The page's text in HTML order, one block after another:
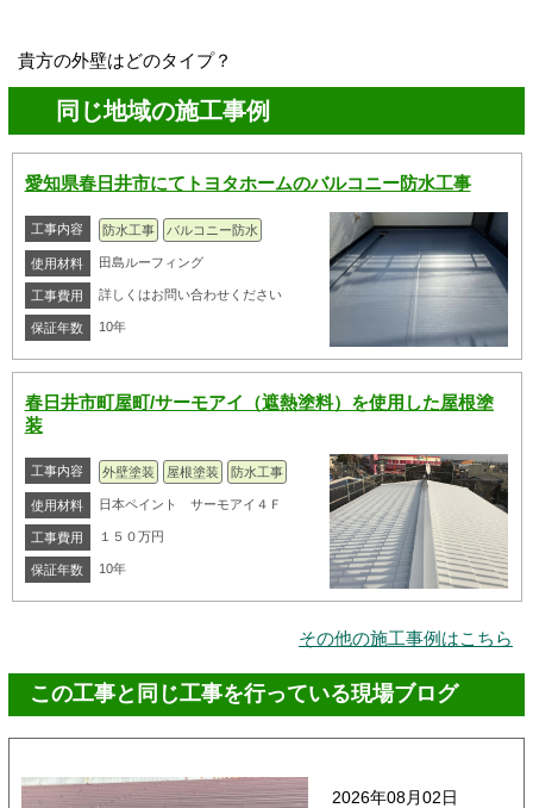
貴方の外壁はどのタイプ？
同じ地域の施工事例
愛知県春日井市にてトヨタホームのバルコニー防水工事
工事内容 防水工事 バルコニー防水
使用材料 田島ルーフィング
工事費用 詳しくはお問い合わせください
保証年数 10年
春日井市町屋町/サーモアイ（遮熱塗料）を使用した屋根塗
装
工事内容 外壁塗装 屋根塗装 防水工事
使用材料 日本ペイント サーモアイ４Ｆ
工事費用 １５０万円
保証年数 10年
その他の施工事例はこちら
この工事と同じ工事を行っている現場ブログ
2026年08月02日